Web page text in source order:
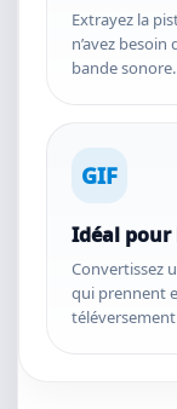
Extrayez la
n’avez
bande sonore.
GIF
Idéal pour
Convertissez
qui prennent